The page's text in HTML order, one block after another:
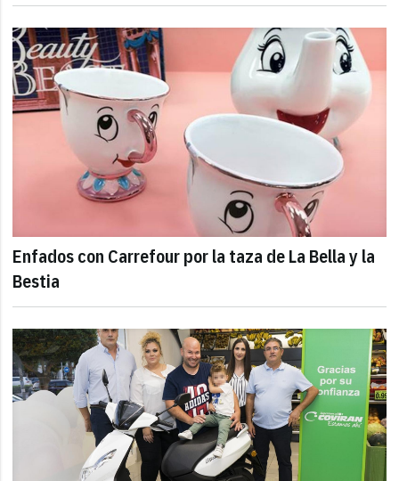
Enfados con Carrefour por la taza de La Bella y la
Bestia